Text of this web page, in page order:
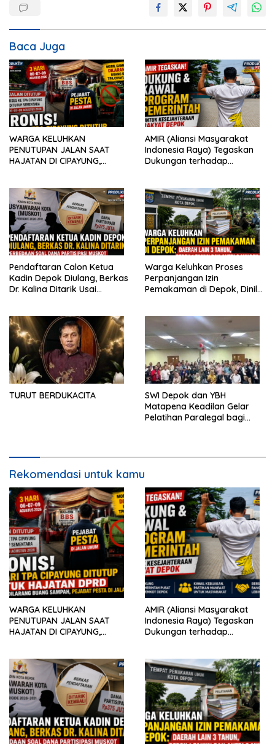
Baca Juga
WARGA KELUHKAN
PENUTUPAN JALAN SAAT
HAJATAN DI CIPAYUNG,
AMIR (Aliansi Masyarakat
Indonesia Raya) Tegaskan
Dukungan terhadap
Pendaftaran Calon Ketua
Kadin Depok Diulang, Berkas
Dr. Kalina Ditarik Usai
Warga Keluhkan Proses
Perpanjangan Izin
Pemakaman di Depok, Dinilai
TURUT BERDUKACITA
SWI Depok dan YBH
Matapena Keadilan Gelar
Pelatihan Paralegal bagi
Rekomendasi untuk kamu
WARGA KELUHKAN
PENUTUPAN JALAN SAAT
HAJATAN DI CIPAYUNG,
AMIR (Aliansi Masyarakat
Indonesia Raya) Tegaskan
Dukungan terhadap